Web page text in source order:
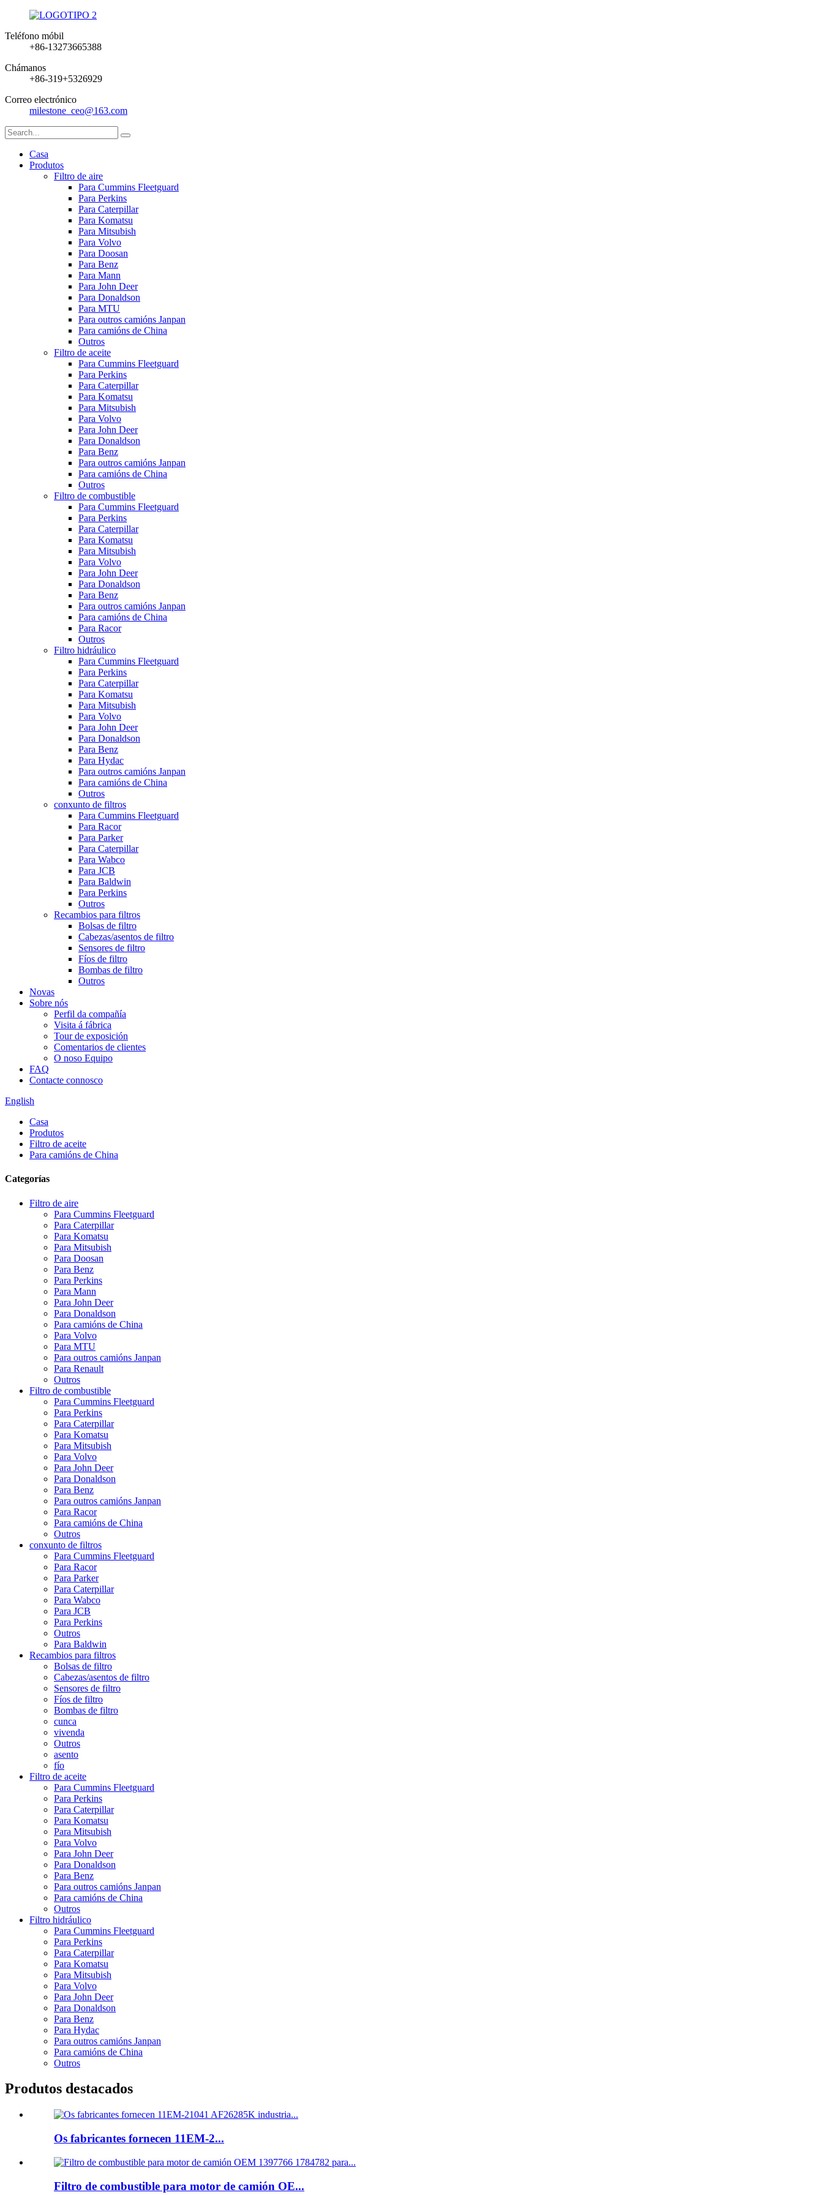
Teléfono móbil
+86-13273665388
Chámanos
+86-319+5326929
Correo electrónico
milestone_ceo@163.com
Casa
Produtos
Filtro de aire
Para Cummins Fleetguard
Para Perkins
Para Caterpillar
Para Komatsu
Para Mitsubish
Para Volvo
Para Doosan
Para Benz
Para Mann
Para John Deer
Para Donaldson
Para MTU
Para outros camións Janpan
Para camións de China
Outros
Filtro de aceite
Para Cummins Fleetguard
Para Perkins
Para Caterpillar
Para Komatsu
Para Mitsubish
Para Volvo
Para John Deer
Para Donaldson
Para Benz
Para outros camións Janpan
Para camións de China
Outros
Filtro de combustible
Para Cummins Fleetguard
Para Perkins
Para Caterpillar
Para Komatsu
Para Mitsubish
Para Volvo
Para John Deer
Para Donaldson
Para Benz
Para outros camións Janpan
Para camións de China
Para Racor
Outros
Filtro hidráulico
Para Cummins Fleetguard
Para Perkins
Para Caterpillar
Para Komatsu
Para Mitsubish
Para Volvo
Para John Deer
Para Donaldson
Para Benz
Para Hydac
Para outros camións Janpan
Para camións de China
Outros
conxunto de filtros
Para Cummins Fleetguard
Para Racor
Para Parker
Para Caterpillar
Para Wabco
Para JCB
Para Baldwin
Para Perkins
Outros
Recambios para filtros
Bolsas de filtro
Cabezas/asentos de filtro
Sensores de filtro
Fíos de filtro
Bombas de filtro
Outros
Novas
Sobre nós
Perfil da compañía
Visita á fábrica
Tour de exposición
Comentarios de clientes
O noso Equipo
FAQ
Contacte connosco
English
Casa
Produtos
Filtro de aceite
Para camións de China
Categorías
Filtro de aire
Para Cummins Fleetguard
Para Caterpillar
Para Komatsu
Para Mitsubish
Para Doosan
Para Benz
Para Perkins
Para Mann
Para John Deer
Para Donaldson
Para camións de China
Para Volvo
Para MTU
Para outros camións Janpan
Para Renault
Outros
Filtro de combustible
Para Cummins Fleetguard
Para Perkins
Para Caterpillar
Para Komatsu
Para Mitsubish
Para Volvo
Para John Deer
Para Donaldson
Para Benz
Para outros camións Janpan
Para Racor
Para camións de China
Outros
conxunto de filtros
Para Cummins Fleetguard
Para Racor
Para Parker
Para Caterpillar
Para Wabco
Para JCB
Para Perkins
Outros
Para Baldwin
Recambios para filtros
Bolsas de filtro
Cabezas/asentos de filtro
Sensores de filtro
Fíos de filtro
Bombas de filtro
cunca
vivenda
Outros
asento
fío
Filtro de aceite
Para Cummins Fleetguard
Para Perkins
Para Caterpillar
Para Komatsu
Para Mitsubish
Para Volvo
Para John Deer
Para Donaldson
Para Benz
Para outros camións Janpan
Para camións de China
Outros
Filtro hidráulico
Para Cummins Fleetguard
Para Perkins
Para Caterpillar
Para Komatsu
Para Mitsubish
Para Volvo
Para John Deer
Para Donaldson
Para Benz
Para Hydac
Para outros camións Janpan
Para camións de China
Outros
Produtos destacados
Os fabricantes fornecen 11EM-2...
Filtro de combustible para motor de camión OE...